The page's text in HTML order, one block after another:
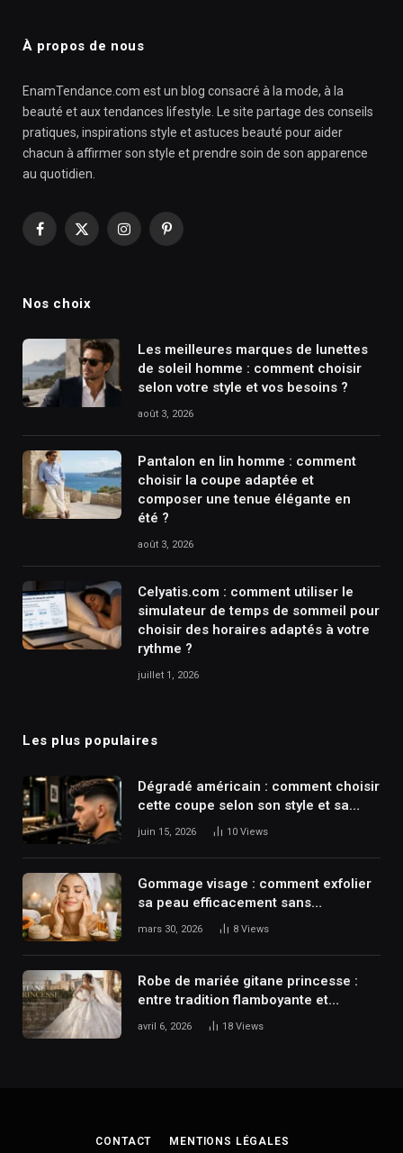
À propos de nous
EnamTendance.com est un blog consacré à la mode, à la
beauté et aux tendances lifestyle. Le site partage des conseils
pratiques, inspirations style et astuces beauté pour aider
chacun à affirmer son style et prendre soin de son apparence
au quotidien.
Facebook
X
InstagramPinterest
Nos choix
Les meilleures marques de lunettes
de soleil homme : comment choisir
selon votre style et vos besoins ?
août 3, 2026
Pantalon en lin homme : comment
choisir la coupe adaptée et
composer une tenue élégante en
été ?
août 3, 2026
Celyatis.com : comment utiliser le
simulateur de temps de sommeil pour
choisir des horaires adaptés à votre
rythme ?
juillet 1, 2026
Les plus populaires
Dégradé américain : comment choisir
cette coupe selon son style et sa
texture de cheveux ?
juin 15, 2026 10 Views
Gommage visage : comment exfolier
sa peau efficacement sans
l’agresser ?
mars 30, 2026 8 Views
Robe de mariée gitane princesse :
entre tradition flamboyante et
élégance spectaculaire
avril 6, 2026 18 Views
CONTACT MENTIONS LÉGALES